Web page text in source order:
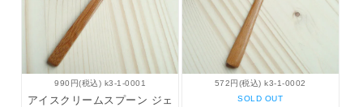
990円(税込) k3-1-0001
アイスクリームスプーン ジェ
572円(税込) k3-1-0002
SOLD OUT